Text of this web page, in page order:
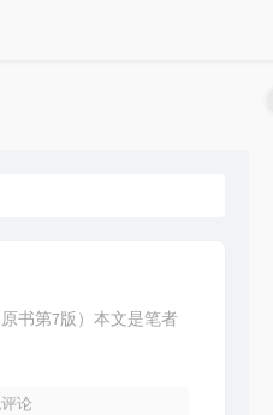
书第7版）本文是笔者
论